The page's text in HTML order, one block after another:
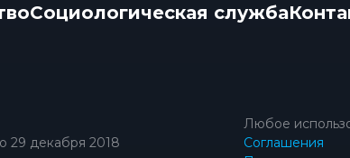
Социологическая служба
29 декабря 2018
Любое
Соглашения